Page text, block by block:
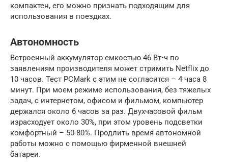
компактен, его можно признать подходящим для
использования в поездках.
Автономность
Встроенный аккумулятор емкостью 46 Вт•ч по
заявлениям производителя может стримить Netflix до
10 часов. Тест PCMark с этим не согласится – 4 часа 8
минут. При моем режиме использования, без тяжелых
задач, с интернетом, офисом и фильмом, компьютер
держался около 6 часов за раз. Двухчасовой фильм
израсходует около 30%, при этом уровень подсветки
комфортный – 50-80%. Продлить время автономной
работы можно с помощью фирменной внешней
батареи.